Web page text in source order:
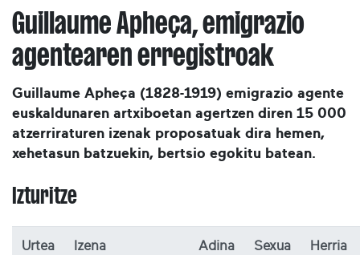
Guillaume Apheça, emigrazio
agentearen erregistroak
Guillaume Apheça (1828-1919) emigrazio agente
euskaldunaren artxiboetan agertzen diren 15 000
atzerriraturen izenak proposatuak dira hemen,
xehetasun batzuekin, bertsio egokitu batean.
Izturitze
Urtea Izena Adina Sexua Herria